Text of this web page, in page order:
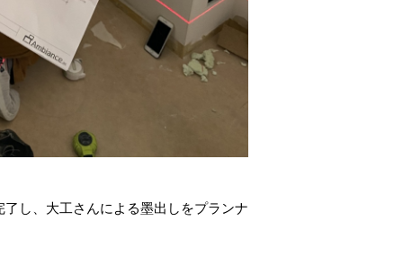
し、大工さんによる墨出しをプランナ